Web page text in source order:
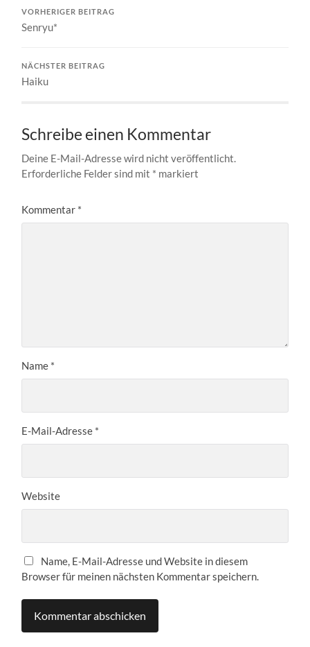
VORHERIGER BEITRAG
Senryu*
NÄCHSTER BEITRAG
Haiku
Schreibe einen Kommentar
Deine E-Mail-Adresse wird nicht veröffentlicht.
Erforderliche Felder sind mit * markiert
Kommentar *
Name *
E-Mail-Adresse *
Website
Name, E-Mail-Adresse und Website in diesem
Browser für meinen nächsten Kommentar speichern.